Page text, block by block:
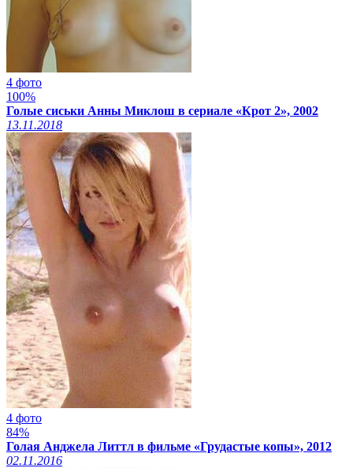
4 фото
100%
Голые сиськи Анны Миклош в сериале «Крот 2», 2002
13.11.2018
4 фото
84%
Голая Анджела Литтл в фильме «Грудастые копы», 2012
02.11.2016